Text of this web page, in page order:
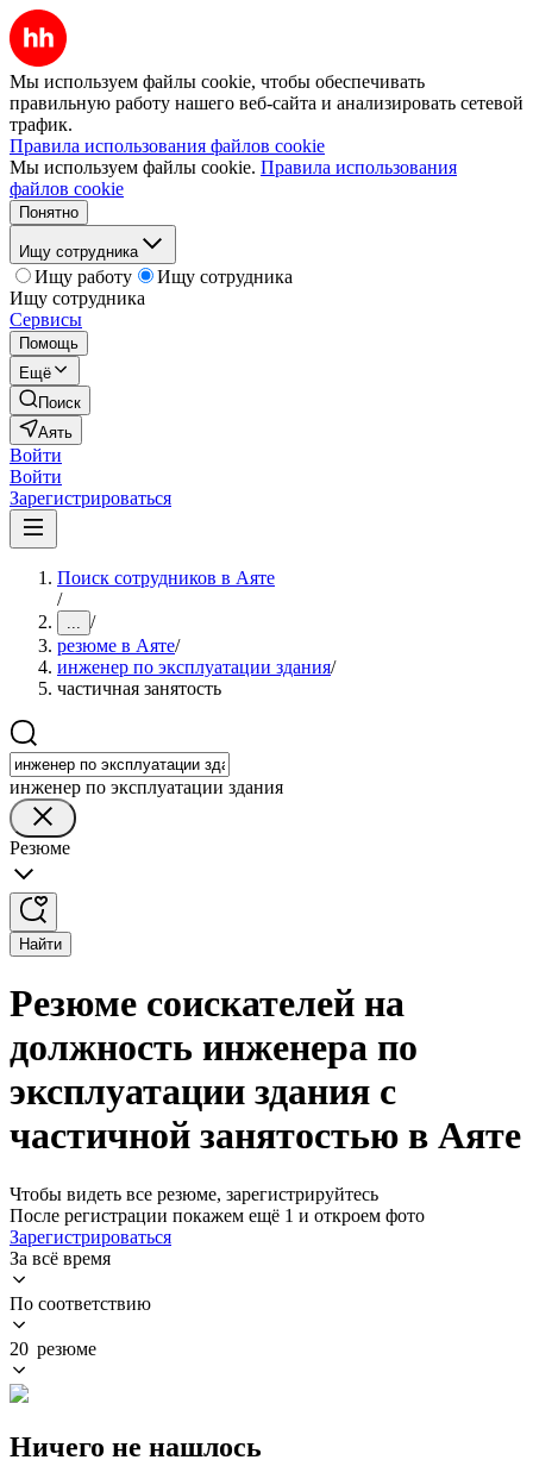
Мы используем файлы cookie, чтобы обеспечивать
правильную работу нашего веб-сайта и анализировать сетевой
трафик.
Правила использования файлов cookie
Мы используем файлы cookie. Правила использования
файлов cookie
Понятно
Ищу сотрудника
Ищу работу
Ищу сотрудника
Ищу сотрудника
Сервисы
Помощь
Ещё
Поиск
Аять
Войти
Войти
Зарегистрироваться
Поиск сотрудников в Аяте
/
... /
резюме в Аяте/
инженер по эксплуатации здания/
частичная занятость
инженер по эксплуатации здания
Резюме
Найти
Резюме соискателей на
должность инженера по
эксплуатации здания с
частичной занятостью в Аяте
Чтобы видеть все резюме, зарегистрируйтесь
После регистрации покажем ещё 1 и откроем фото
Зарегистрироваться
За всё время
По соответствию
20 резюме
Ничего не нашлось